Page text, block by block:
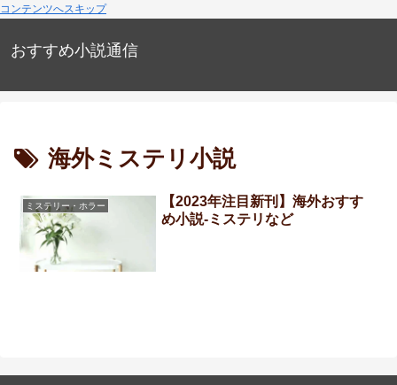
コンテンツへスキップ
おすすめ小説通信
海外ミステリ小説
ミステリー・ホラー
【2023年注目新刊】海外おすす
め小説-ミステリなど